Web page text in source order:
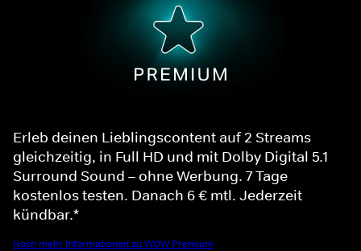
Erleb deinen Lieblingscontent auf 2 Streams
gleichzeitig, in Full HD und mit Dolby Digital 5.1
Surround Sound – ohne Werbung. 7 Tage
kostenlos testen. Danach 6 € mtl. Jederzeit
kündbar.*
Noch mehr Informationen zu WOW Premium